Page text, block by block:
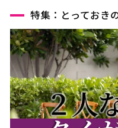
ナコーンラーチャシーマー
（コラート）
カラシン
サコンナコーン
ノーンカーイ
ブンカーン
ローイエット
特集：とっておき